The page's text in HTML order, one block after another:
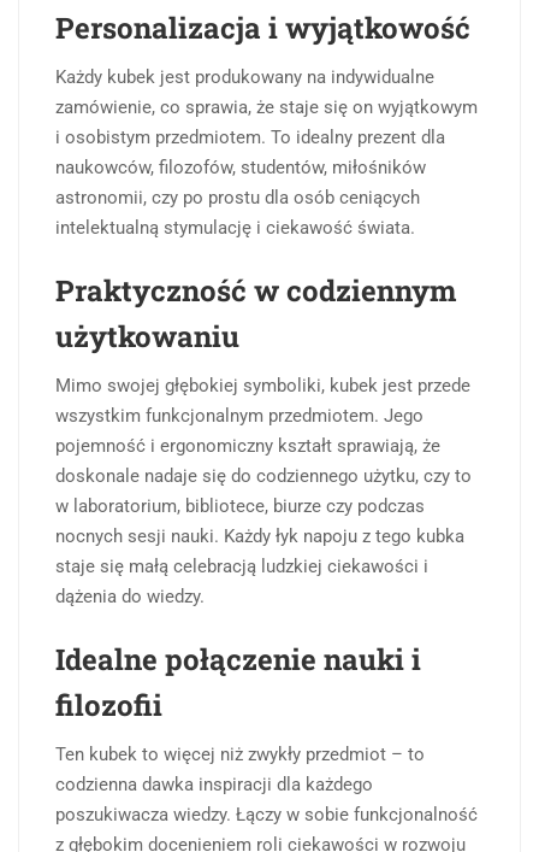
Personalizacja i wyjątkowość
Każdy kubek jest produkowany na indywidualne
zamówienie, co sprawia, że staje się on wyjątkowym
i osobistym przedmiotem. To idealny prezent dla
naukowców, filozofów, studentów, miłośników
astronomii, czy po prostu dla osób ceniących
intelektualną stymulację i ciekawość świata.
Praktyczność w codziennym
użytkowaniu
Mimo swojej głębokiej symboliki, kubek jest przede
wszystkim funkcjonalnym przedmiotem. Jego
pojemność i ergonomiczny kształt sprawiają, że
doskonale nadaje się do codziennego użytku, czy to
w laboratorium, bibliotece, biurze czy podczas
nocnych sesji nauki. Każdy łyk napoju z tego kubka
staje się małą celebracją ludzkiej ciekawości i
dążenia do wiedzy.
Idealne połączenie nauki i
filozofii
Ten kubek to więcej niż zwykły przedmiot – to
codzienna dawka inspiracji dla każdego
poszukiwacza wiedzy. Łączy w sobie funkcjonalność
z głębokim docenieniem roli ciekawości w rozwoju